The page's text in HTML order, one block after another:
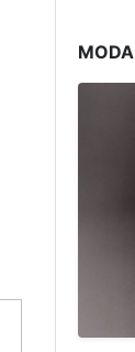
MODA